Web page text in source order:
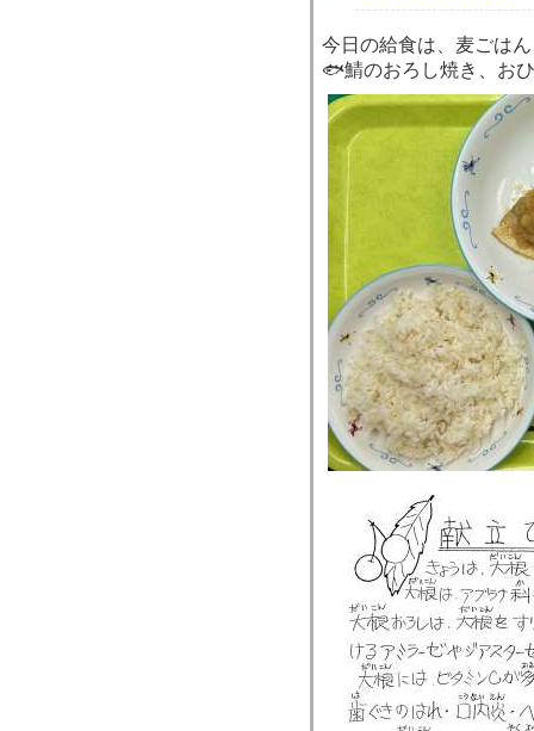
今日の給食は、麦ごは
🐟鯖のおろし焼き、お